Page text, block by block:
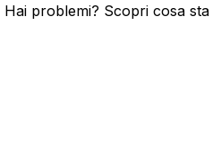
problemi? Scopri cosa sta